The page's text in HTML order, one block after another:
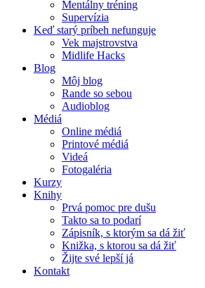
Mentálny tréning
Supervízia
Keď starý príbeh nefunguje
Vek majstrovstva
Midlife Hacks
Blog
Môj blog
Rande so sebou
Audioblog
Médiá
Online médiá
Printové médiá
Videá
Fotogaléria
Kurzy
Knihy
Prvá pomoc pre dušu
Takto sa to podarí
Zápisník, s ktorým sa dá žiť
Knižka, s ktorou sa dá žiť
Žijte své lepší já
Kontakt